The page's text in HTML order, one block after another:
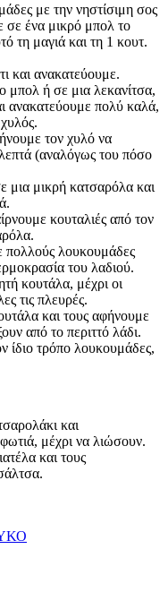
με την νηστίσιμη σος
σε ένα μικρό μπολ το
τη μαγιά και τη 1 κουτ.
και ανακατεύουμε.
μπολ ή σε μια λεκανίτσα,
ανακατεύουμε πολύ καλά,
τον χυλό να
(αναλόγως του πόσο
μια μικρή κατσαρόλα και
κουταλιές από τον
πολλούς λουκουμάδες
του λαδιού.
κουτάλα, μέχρι οι
τις πλευρές.
και τους αφήνουμε
από το περιττό λάδι.
ίδιο τρόπο λουκουμάδες,
και
μέχρι να λιώσουν.
και τους